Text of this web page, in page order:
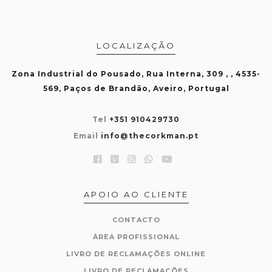
LOCALIZAÇÃO
Zona Industrial do Pousado, Rua Interna, 309 , , 4535-
569, Paços de Brandão, Aveiro, Portugal
Tel +351 910429730
Email info@thecorkman.pt
APOIO AO CLIENTE
CONTACTO
ÀREA PROFISSIONAL
LIVRO DE RECLAMAÇÕES ONLINE